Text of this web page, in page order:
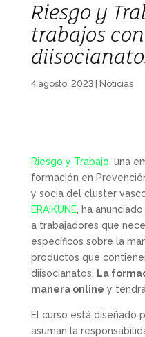
Riesgo y
trabajos
4 agosto, 2023| Noticias
Riesgo y Trabajo , una
formación en
y socia del cluster
ERAIKUNE, ha
a trabajadores que
específicos sobre la
productos que
diisocianatos.
La
manera online y
El curso está diseñado
asuman la